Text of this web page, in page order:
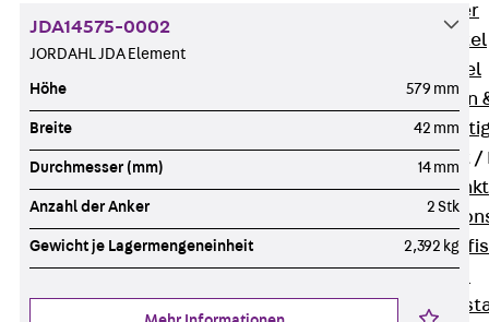
Dübel & Anker
Abhängemittel
Schraubmittel
Ankermuttern
Funktionserhalt
Zurück
JDA14575-0002
JORDAHL JDA Element
Höhe 579 mm
Breite 42 mm
Durchmesser (mm) 14 mm
Anzahl der Anker 2 Stk
Gewicht je Lagermengeneinheit 2,392 kg